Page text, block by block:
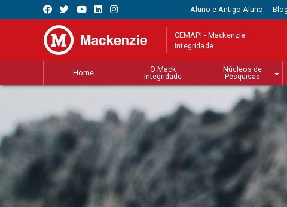
Aluno e Antigo Aluno Blog
CEMAPI - Mackenzie
Integridade
Home
O Mack
Integridade
Núcleos de
Pesquisas